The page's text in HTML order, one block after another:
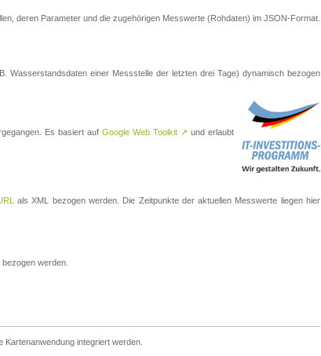
deren Parameter und die zugehörigen Messwerte (Rohdaten) im JSON-Format.
Wasserstandsdaten einer Messstelle der letzten drei Tage) dynamisch bezogen
Es basiert auf Google Web Toolkit ↗ und erlaubt
als XML bezogen werden. Die Zeitpunkte der aktuellen Messwerte liegen hier
werden.
Kartenanwendung integriert werden.